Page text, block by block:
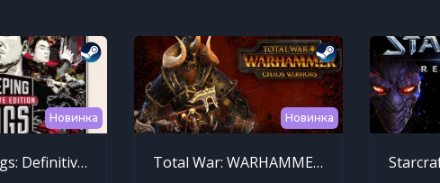
Новинка
Sleeping Dogs: Definitive Edition
Новинка
Total War: WARHAMMER - Chaos Warriors Race Pack